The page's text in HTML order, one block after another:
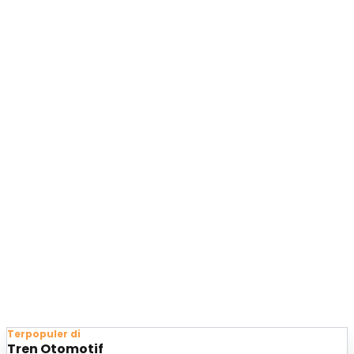
Terpopuler di
Tren Otomotif